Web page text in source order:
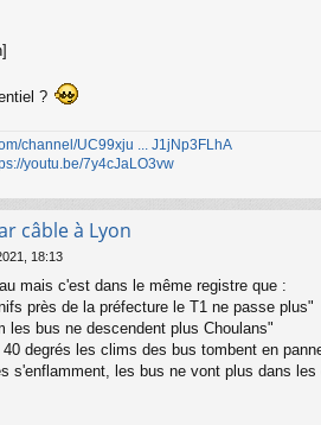
?
channel/UC99xju ... J1jNp3FLhA
youtu.be/7y4cJaLO3vw
câble à Lyon
18:13
mais c'est dans le même registre que :
près de la préfecture le T1 ne passe plus"
les bus ne descendent plus Choulans"
degrés les clims des bus tombent en
s'enflamment, les bus ne vont plus dans